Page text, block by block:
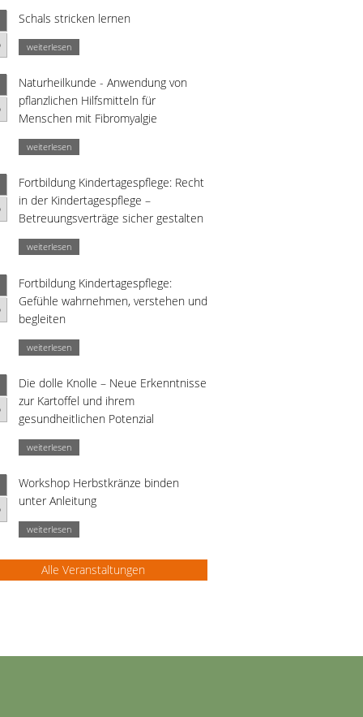
Schals stricken lernen
weiterlesen
Naturheilkunde - Anwendung von
pflanzlichen Hilfsmitteln für
Menschen mit Fibromyalgie
weiterlesen
Fortbildung Kindertagespflege: Recht
in der Kindertagespflege –
Betreuungsverträge sicher gestalten
weiterlesen
Fortbildung Kindertagespflege:
Gefühle wahrnehmen, verstehen und
begleiten
weiterlesen
Die dolle Knolle – Neue Erkenntnisse
zur Kartoffel und ihrem
gesundheitlichen Potenzial
weiterlesen
Workshop Herbstkränze binden
unter Anleitung
weiterlesen
Alle Veranstaltungen